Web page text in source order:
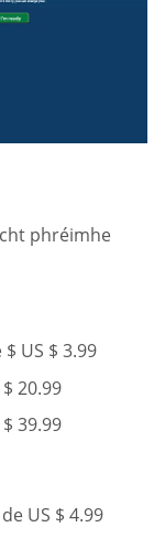
phréimhe
US $ 3.99
20.99
39.99
US $ 4.99